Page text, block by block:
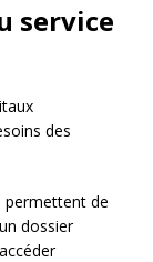
service
des
permettent de
dossier